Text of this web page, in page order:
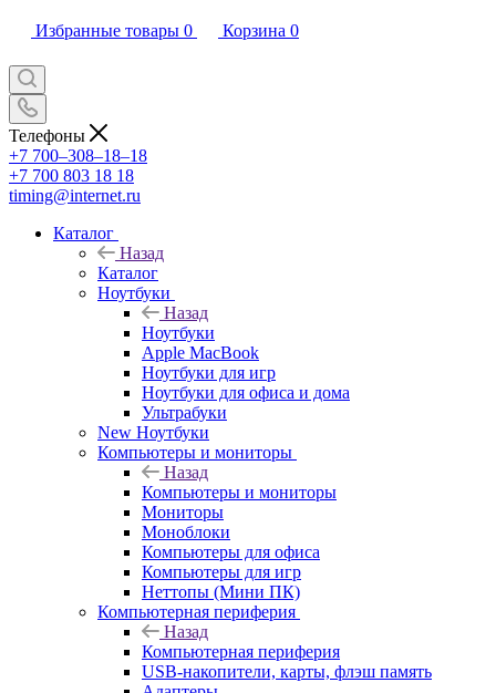
Избранные товары 0 Корзина 0
Телефоны
+7 700‒308‒18‒18
+7 700 803 18 18
timing@internet.ru
Каталог
Назад
Каталог
Ноутбуки
Назад
Ноутбуки
Apple MacBook
Ноутбуки для игр
Ноутбуки для офиса и дома
Ультрабуки
New Ноутбуки
Компьютеры и мониторы
Назад
Компьютеры и мониторы
Мониторы
Моноблоки
Компьютеры для офиса
Компьютеры для игр
Неттопы (Мини ПК)
Компьютерная периферия
Назад
Компьютерная периферия
USB-накопители, карты, флэш память